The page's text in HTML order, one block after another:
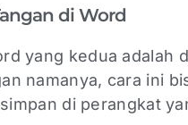
di Word
yang kedua adalah
namanya, cara ini
di perangkat